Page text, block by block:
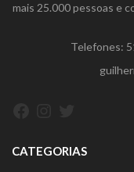
mais 25.000 pessoas e
Telefones:
CATEGORIAS